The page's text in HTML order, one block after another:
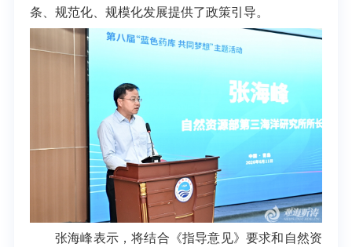
条、规范化、规模化发展提供了政策引导。
张海峰表示，将结合《指导意见》要求和自然资